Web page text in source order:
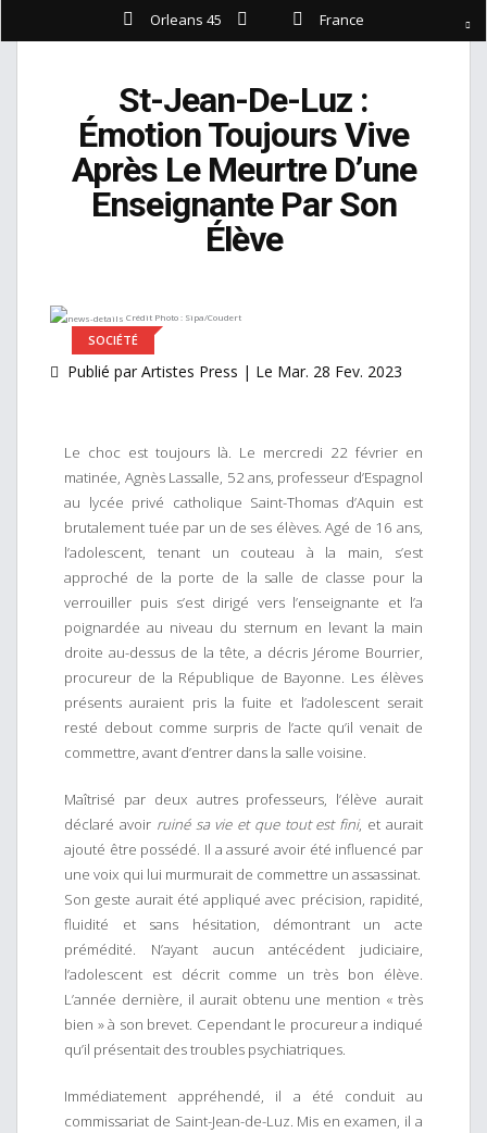
Orleans 45 France
St-Jean-De-Luz :
Émotion Toujours Vive
Après Le Meurtre D’une
Enseignante Par Son
Élève
Crédit Photo : Sipa/Coudert
SOCIÉTÉ
Publié par Artistes Press | Le Mar. 28 Fev. 2023
Le choc est toujours là. Le mercredi 22 février en
matinée, Agnès Lassalle, 52 ans, professeur d’Espagnol
au lycée privé catholique Saint-Thomas d’Aquin est
brutalement tuée par un de ses élèves. Agé de 16 ans,
l’adolescent, tenant un couteau à la main, s’est
approché de la porte de la salle de classe pour la
verrouiller puis s’est dirigé vers l’enseignante et l’a
poignardée au niveau du sternum en levant la main
droite au-dessus de la tête, a décris Jérome Bourrier,
procureur de la République de Bayonne. Les élèves
présents auraient pris la fuite et l’adolescent serait
resté debout comme surpris de l’acte qu’il venait de
commettre, avant d’entrer dans la salle voisine.
Maîtrisé par deux autres professeurs, l’élève aurait
déclaré avoir ruiné sa vie et que tout est fini, et aurait
ajouté être possédé. Il a assuré avoir été influencé par
une voix qui lui murmurait de commettre un assassinat.
Son geste aurait été appliqué avec précision, rapidité,
fluidité et sans hésitation, démontrant un acte
prémédité. N’ayant aucun antécédent judiciaire,
l’adolescent est décrit comme un très bon élève.
L’année dernière, il aurait obtenu une mention « très
bien » à son brevet. Cependant le procureur a indiqué
qu’il présentait des troubles psychiatriques.
Immédiatement appréhendé, il a été conduit au
commissariat de Saint-Jean-de-Luz. Mis en examen, il a